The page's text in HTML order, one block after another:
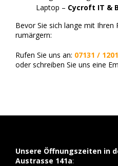
Laptop – Cycroft IT &
Bevor Sie sich lange mit Ihren
rumärgern:
Rufen Sie uns an: 07131 /
oder schreiben Sie uns eine
Unsere Öffnungszeiten in
Austrasse 141a: